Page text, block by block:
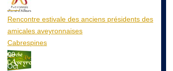
Aoû
Rencontre estivale des anciens présidents des
amicales aveyronnaises
Cabrespines
09
Oct